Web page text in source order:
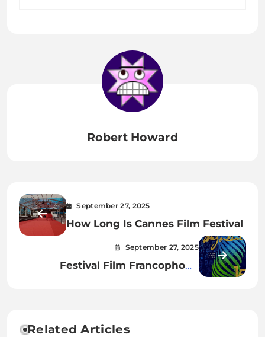
Robert Howard
September 27, 2025
How Long Is Cannes Film Festival
September 27, 2025
Festival Film Francophone
Related Articles